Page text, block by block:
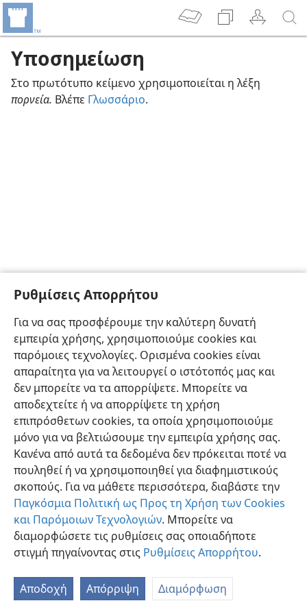
Ρυθμίσεις Απορρήτου
Για να σας προσφέρουμε την καλύτερη δυνατή
εμπειρία χρήσης, χρησιμοποιούμε cookies και
παρόμοιες τεχνολογίες. Ορισμένα cookies είναι
απαραίτητα για να λειτουργεί ο ιστότοπός μας και
δεν μπορείτε να τα απορρίψετε. Μπορείτε να
αποδεχτείτε ή να απορρίψετε τη χρήση
επιπρόσθετων cookies, τα οποία χρησιμοποιούμε
μόνο για να βελτιώσουμε την εμπειρία χρήσης σας.
Κανένα από αυτά τα δεδομένα δεν πρόκειται ποτέ να
πουληθεί ή να χρησιμοποιηθεί για διαφημιστικούς
σκοπούς. Για να μάθετε περισσότερα, διαβάστε την
Παγκόσμια Πολιτική ως Προς τη Χρήση των Cookies
και Παρόμοιων Τεχνολογιών. Μπορείτε να
διαμορφώσετε τις ρυθμίσεις σας οποιαδήποτε
στιγμή πηγαίνοντας στις Ρυθμίσεις Απορρήτου.
Αποδοχή Απόρριψη Διαμόρφωση
Υποσημείωση
Στο πρωτότυπο κείμενο χρησιμοποιείται η λέξη
πορνεία. Βλέπε Γλωσσάριο.
Ελληνική Προτιμήσεις
Copyright© 2026 Watch Tower Bible and Tract Society of Pennsylvania
Πολιτική Απορρήτου
Ρυθμίσεις Απορρήτου
JW.ORG
Σύνδεση